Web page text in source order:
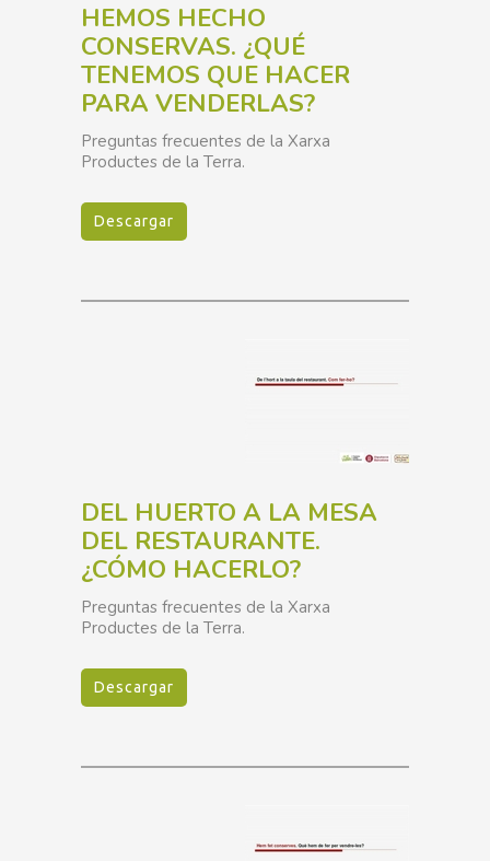
HEMOS HECHO
CONSERVAS. ¿QUÉ
TENEMOS QUE HACER
PARA VENDERLAS?
Preguntas frecuentes de la Xarxa
Productes de la Terra.
Descargar
DEL HUERTO A LA MESA
DEL RESTAURANTE.
¿CÓMO HACERLO?
Preguntas frecuentes de la Xarxa
Productes de la Terra.
Descargar